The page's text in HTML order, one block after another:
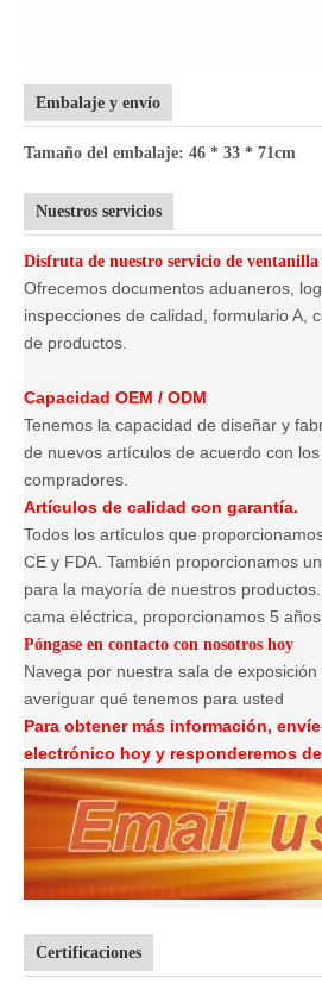
Embalaje y envío
Tamaño del embalaje: 46 * 33 * 71cm
Nuestros servicios
Disfruta de nuestro servicio de ventanilla
Ofrecemos documentos aduaneros,
inspecciones de calidad, formulario A,
de productos.
Capacidad OEM / ODM
Tenemos la capacidad de diseñar y
de nuevos artículos de acuerdo con
compradores.
Artículos de calidad con garantía.
Todos los artículos que
CE y FDA. También proporcionamos
para la mayoría de nuestros
cama eléctrica, proporcionamos 5
Póngase en contacto con nosotros hoy
Navega por nuestra sala de
averiguar qué tenemos para usted
Para obtener más información,
electrónico hoy y responderemos
Certificaciones